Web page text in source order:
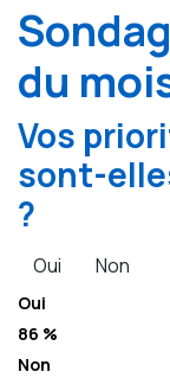
du
Vos
sont-
?
Oui Non
Oui
86 %
Non